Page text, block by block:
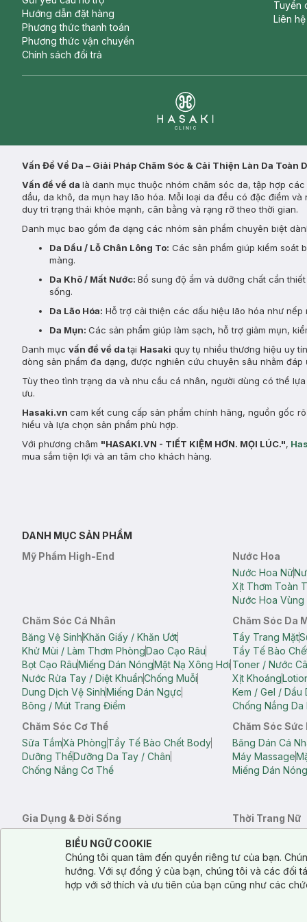
Hướng dẫn đặt hàng
Phương thức thanh toán
Phương thức vận chuyển
Chính sách đổi trả
Tuyển
Liên hệ
Vấn Đề Về Da – Giải Pháp Chăm Sóc & Cải Thiện Làn Da Toàn
Vấn đề về da là danh mục thuộc nhóm chăm sóc da, tập hợp
dầu, da khô, da mụn hay lão hóa. Mỗi loại da đều có đặc điểm
duy trì trạng thái khỏe mạnh, cân bằng và rạng rỡ theo thời gian.
Danh mục bao gồm đa dạng các nhóm sản phẩm chuyên biệt
Da Dầu / Lỗ Chân Lông To: Các sản phẩm giúp kiểm soát
màng.
Da Khô / Mất Nước: Bổ sung độ ẩm và dưỡng chất cần
sống.
Da Lão Hóa: Hỗ trợ cải thiện các dấu hiệu lão hóa như
Da Mụn: Các sản phẩm giúp làm sạch, hỗ trợ giảm mụn,
Danh mục vấn đề về datại Hasaki quy tụ nhiều thương hiệu uy
dòng sản phẩm đa dạng, được nghiên cứu chuyên sâu nhằm
Tùy theo tình trạng da và nhu cầu cá nhân, người dùng có thể
ưu.
Hasaki.vn cam kết cung cấp sản phẩm chính hãng, nguồn gốc
hiểu và lựa chọn sản phẩm phù hợp.
Với phương châm "HASAKI.VN - TIẾT KIỆM HƠN. MỌI LÚC.",
mua sắm tiện lợi và an tâm cho khách hàng.
DANH MỤC SẢN PHẨM
Mỹ Phẩm High-End
Nước Hoa
Nước Hoa Nữ
Xịt Thơm Toàn
Nước Hoa Vùng
Chăm Sóc Cá Nhân
Băng Vệ SinhKhăn Giấy / Khăn Ướt
Khử Mùi / Làm Thơm PhòngDao Cạo Râu
Bọt Cạo RâuMiếng Dán NóngMặt Nạ Xông Hơi
Nước Rửa Tay / Diệt KhuẩnChống Muỗi
Dung Dịch Vệ SinhMiếng Dán Ngực
Bông / Mút Trang Điểm
Chăm Sóc Da
Tẩy Trang Mặt
Tẩy Tế Bào
Toner / Nước
Xịt Khoáng
Kem / Gel / Dầu
Chống Nắng Da
Chăm Sóc Cơ Thể
Sữa TắmXà PhòngTẩy Tế Bào Chết Body
Dưỡng ThểDưỡng Da Tay / Chân
Chống Nắng Cơ Thể
Chăm Sóc Sức
Băng Dán Cá
Máy Massage
Miếng Dán Nóng
Gia Dụng & Đời Sống
Bông Tắm / Phụ Kiện Tắm
Phụ Kiện Điện Thoại Quạt Cầm Tay / Quạt Mini
Khử Mùi / Làm Thơm PhòngNước GiặtNước Xả
Thời Trang Nữ
Quần Lót Nữ
Túi Xách
Cookie Consent
Notice about cookies usage
BIỂU NGỮ COOKIE
Chúng tôi quan tâm đến quyền riêng tư của bạn.
hướng. Với sự đồng ý của bạn, chúng tôi và các đối
hợp với sở thích và ưu tiên của bạn cũng như các